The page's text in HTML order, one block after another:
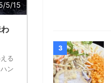
5/15
る
ン